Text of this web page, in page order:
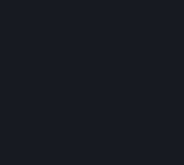
μεταφερθεί. Δημιουργοί τρίτων
επιτρέψουν αντικείμενα παιχνιδιού με
θα σας ειδοποιεί την ώρα της αγοράς
παιχνιδιού επέλεξε να προσφέρει
παιχνιδιού που αγοράζετε. Ειδάλλως,
παιχνίδια που δεν δημιουργήθηκαν από
Επιστροφή χρημάτων για τίτλους που
Όταν αγοράζετε έναν τίτλο στο Steam